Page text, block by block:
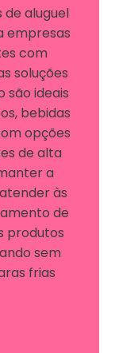
de aluguel
empresas
com
soluções
ideais
bebidas
opções
de alta
a
às
de
produtos
sem
frias